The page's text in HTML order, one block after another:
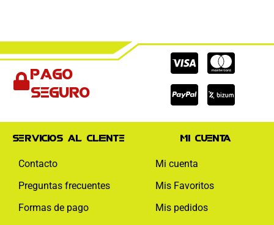
Pago
seguro
Cc-
visa
Cc-
Cc-
paypal
Servicios al cliente
Contacto
Preguntas frecuentes
Formas de pago
Mi cuenta
Mi cuenta
Mis Favoritos
Mis pedidos